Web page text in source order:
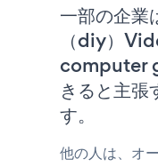
一部の企
（diy）
computer
きると主
す。
他の人は、オ